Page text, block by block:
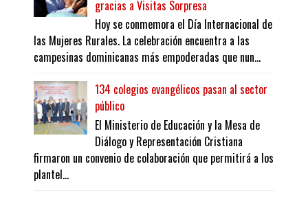
gracias a Visitas Sorpresa
Hoy se conmemora el Día Internacional de
las Mujeres Rurales. La celebración encuentra a las
campesinas dominicanas más empoderadas que nun...
134 colegios evangélicos pasan al sector
público
El Ministerio de Educación y la Mesa de
Diálogo y Representación Cristiana
firmaron un convenio de colaboración que permitirá a los
plantel...